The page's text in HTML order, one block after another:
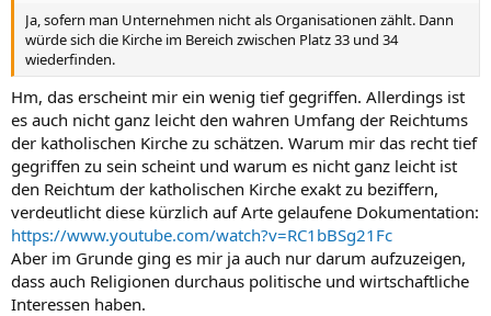
Ja, sofern man Unternehmen nicht als Organisationen zählt. Dann
würde sich die Kirche im Bereich zwischen Platz 33 und 34
wiederfinden.
Hm, das erscheint mir ein wenig tief gegriffen. Allerdings ist
es auch nicht ganz leicht den wahren Umfang der Reichtums
der katholischen Kirche zu schätzen. Warum mir das recht tief
gegriffen zu sein scheint und warum es nicht ganz leicht ist
den Reichtum der katholischen Kirche exakt zu beziffern,
verdeutlicht diese kürzlich auf Arte gelaufene Dokumentation:
https://www.youtube.com/watch?v=RC1bBSg21Fc
Aber im Grunde ging es mir ja auch nur darum aufzuzeigen,
dass auch Religionen durchaus politische und wirtschaftliche
Interessen haben.